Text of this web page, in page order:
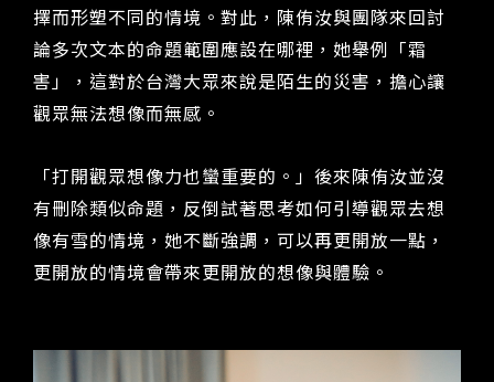
擇而形塑不同的情境。對此，陳侑汝與團隊來回討
論多次文本的命題範圍應設在哪裡，她舉例「霜
害」，這對於台灣大眾來說是陌生的災害，擔心讓
觀眾無法想像而無感。
「打開觀眾想像力也蠻重要的。」後來陳侑汝並沒
有刪除類似命題，反倒試著思考如何引導觀眾去想
像有雪的情境，她不斷強調，可以再更開放一點，
更開放的情境會帶來更開放的想像與體驗。